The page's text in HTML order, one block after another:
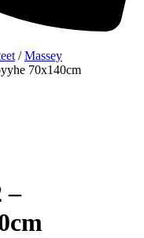
/Massey
70x140cm
–